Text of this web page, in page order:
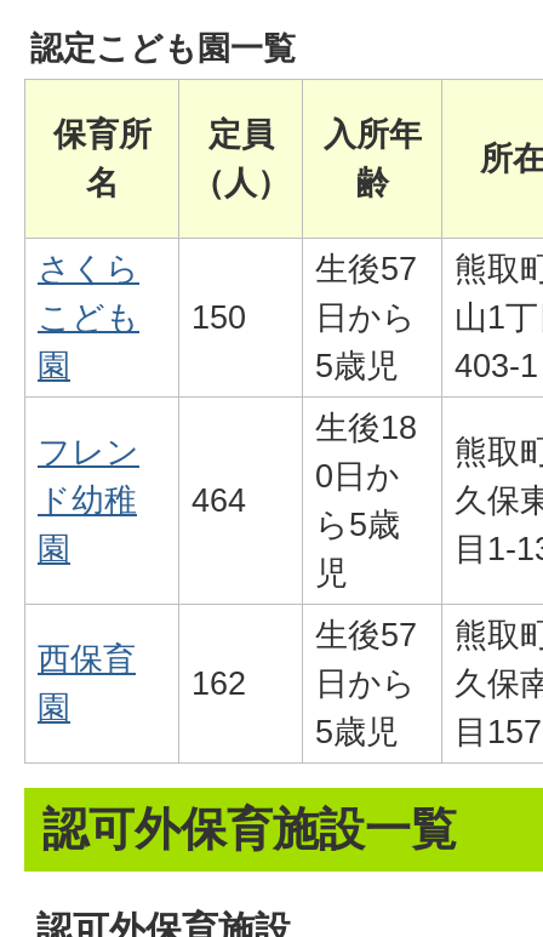
認定こども園一覧
保育所
名
定員
（人）
入所年
齢
所
さくら
こども
園
150
生後57
日から
5歳児
熊取
山1
403-1
フレン
ド幼稚
園
464
生後18
0日か
ら5歳
児
熊取
久保
目1-
西保育
園
162
生後57
日から
5歳児
熊取
久保
目
認可外保育施設一覧